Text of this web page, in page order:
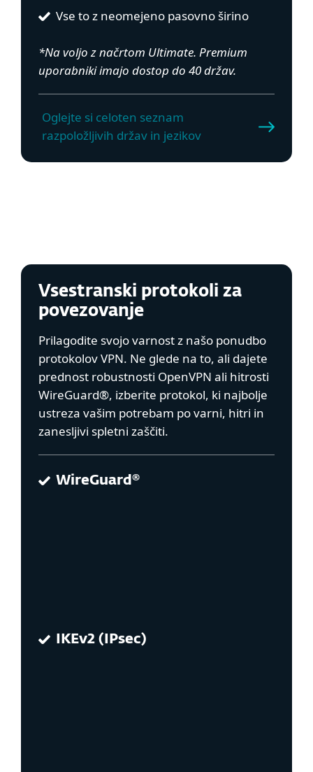
Vse to z neomejeno pasovno širino
*Na voljo z načrtom Ultimate. Premium
uporabniki imajo dostop do 40 držav.
Oglejte si celoten seznam
razpoložljivih držav in jezikov
Vsestranski protokoli za
povezovanje
Prilagodite svojo varnost z našo ponudbo
protokolov VPN. Ne glede na to, ali dajete
prednost robustnosti OpenVPN ali hitrosti
WireGuard®, izberite protokol, ki najbolje
ustreza vašim potrebam po varni, hitri in
zanesljivi spletni zaščiti.
WireGuard®
IKEv2 (IPsec)